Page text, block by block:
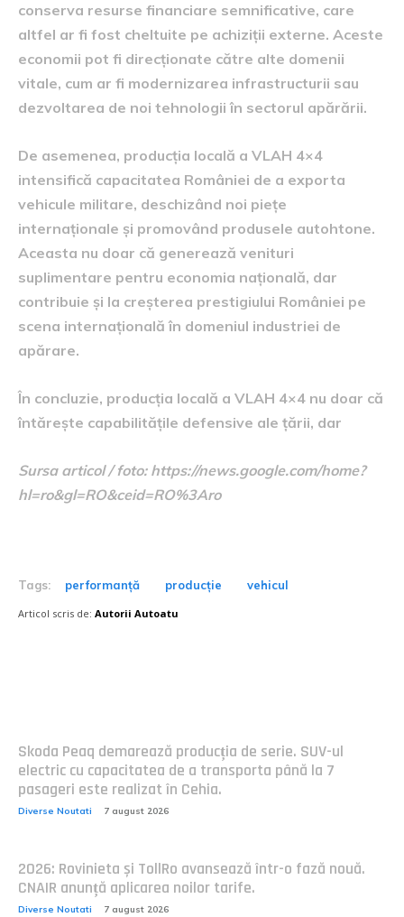
conserva resurse financiare semnificative, care
altfel ar fi fost cheltuite pe achiziții externe. Aceste
economii pot fi direcționate către alte domenii
vitale, cum ar fi modernizarea infrastructurii sau
dezvoltarea de noi tehnologii în sectorul apărării.
De asemenea, producția locală a VLAH 4×4
intensifică capacitatea României de a exporta
vehicule militare, deschizând noi piețe
internaționale și promovând produsele autohtone.
Aceasta nu doar că generează venituri
suplimentare pentru economia națională, dar
contribuie și la creșterea prestigiului României pe
scena internațională în domeniul industriei de
apărare.
În concluzie, producția locală a VLAH 4×4 nu doar că
întărește capabilitățile defensive ale țării, dar
Sursa articol / foto: https://news.google.com/home?
hl=ro&gl=RO&ceid=RO%3Aro
Tags: performanță producție vehicul
Articol scris de: Autorii Autoatu
Skoda Peaq demarează producția de serie. SUV-ul
electric cu capacitatea de a transporta până la 7
pasageri este realizat în Cehia.
Diverse Noutati 7 august 2026
2026: Rovinieta și TollRo avansează într-o fază nouă.
CNAIR anunță aplicarea noilor tarife.
Diverse Noutati 7 august 2026